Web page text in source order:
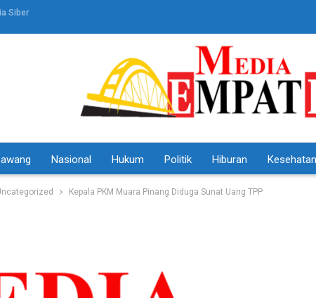
Siber
Nasional Hukum Politik Hiburan Kesehatan
Kepala PKM Muara Pinang Diduga Sunat Uang TPP